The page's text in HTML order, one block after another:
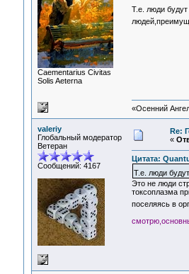
Сaementarius Civitas
Solis Aeterna
Т.е. люди
«Осенний
valeriy
Глобальный модератор
Ветеран
Сообщений: 4167
Re:
«
Цитата:
Т.е. люди
Это не люди
токсоплазма
поселяясь в